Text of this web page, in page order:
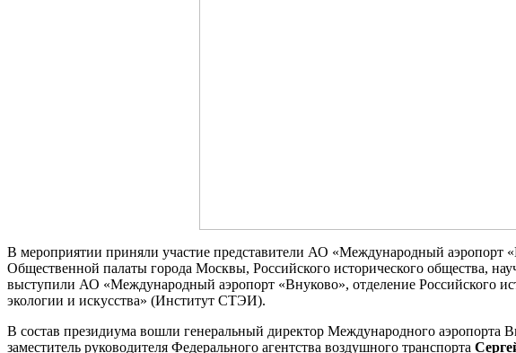
В мероприятии приняли участие представители АО «Международный аэропорт
Общественной палаты города Москвы, Российского исторического общества,
выступили АО «Международный аэропорт «Внуково», отделение Российского
экологии и искусства» (Институт СТЭИ).
В состав президиума вошли генеральный директор Международного аэропорта
заместитель руководителя Федерального агентства воздушного транспорта